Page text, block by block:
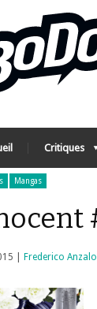
Critiques
Mangas
|
Frederico